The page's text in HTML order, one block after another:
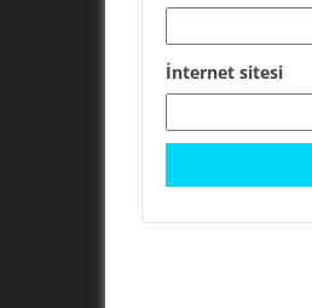
İnternet sitesi